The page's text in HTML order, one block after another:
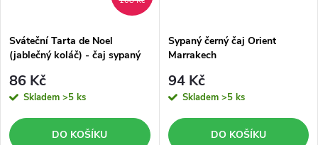
Sváteční Tarta de Noel
(jablečný koláč) - čaj sypaný
86 Kč
Skladem >5 ks
DO KOŠÍKU
Sypaný černý čaj Orient
Marrakech
94 Kč
Skladem >5 ks
DO KOŠÍKU